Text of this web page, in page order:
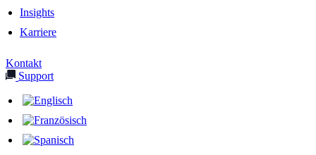
Insights
Karriere
Kontakt
Support